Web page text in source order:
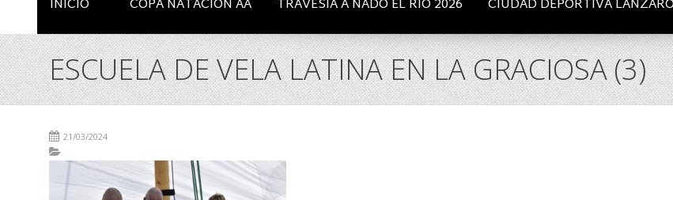
INICIO COPA NATACIÓN AA TRAVESÍA A NADO EL RIO 2026 CIUDAD DEPORTIVA
ESCUELA DE VELA LATINA EN LA GRACIOSA (3)
21/03/2024